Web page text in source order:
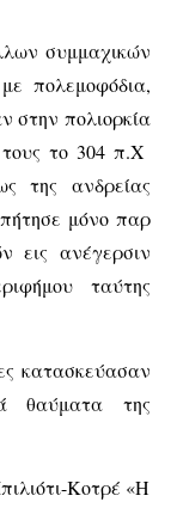
συμμαχικών
πολεμοφόδια,
στην πολιορκία
τους το 304 π.Χ
της ανδρείας
μόνο παρ
εις ανέγερσιν
ταύτης
κατασκεύασαν
θαύματα της
Κοτρέ «Η